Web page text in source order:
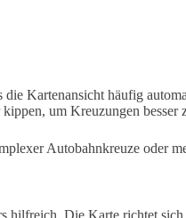
Kartenansicht häufig
um Kreuzungen besser
Autobahnkreuze oder